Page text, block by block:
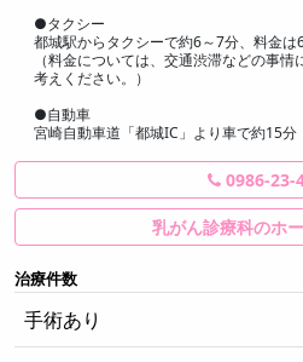
●タクシー
都城駅からタクシーで約6～7分、料金は
（料金については、交通渋滞などの事
考えください。）
●自動車
宮崎自動車道「都城IC」より車で約15分
0986-23-
乳がん診療科のホ
治療件数
手術あり